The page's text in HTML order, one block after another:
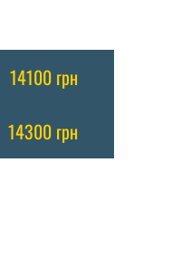
14100 грн
14300 грн